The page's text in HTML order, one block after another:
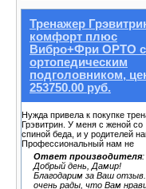
Тренажер
комфорт плюс
Вибро+Фри ОРТО с
ортопедическим
подголовником,
253750.00 руб.
Нужда привела к покупке
Грэвитрин. У меня с женой со
спиной беда, и у родителей
Профессиональный нам не
Ответ производителя:
Добрый день, Дамир!
Благодарим за Ваш
очень рады, что Вам